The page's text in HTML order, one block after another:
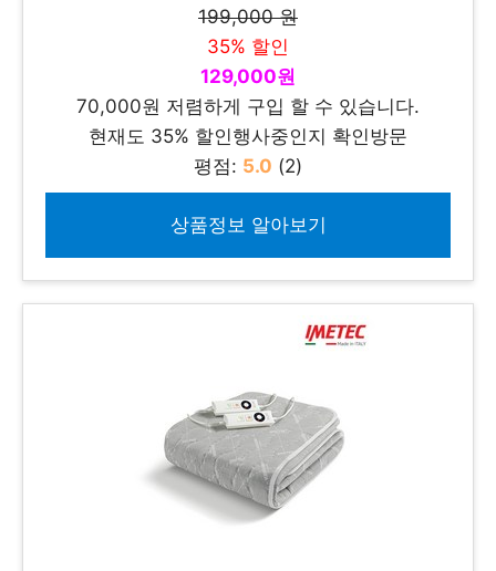
199,000 원
35% 할인
129,000원
70,000원 저렴하게 구입 할 수 있습니다.
현재도 35% 할인행사중인지 확인방문
평점: 5.0 (2)
상품정보 알아보기